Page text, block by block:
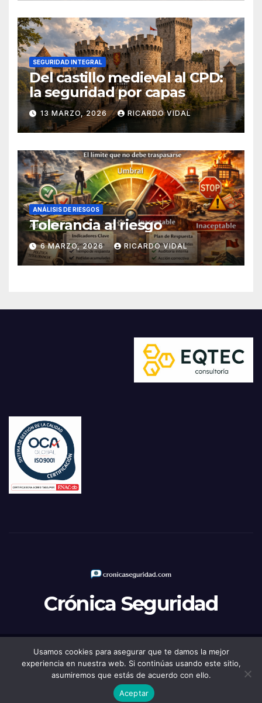
SEGURIDAD INTEGRAL
Del castillo medieval al CPD:
la seguridad por capas
13 MARZO, 2026 RICARDO VIDAL
ANÁLISIS DE RIESGOS
Tolerancia al riesgo
6 MARZO, 2026 RICARDO VIDAL
Crónica Seguridad
Funciona gracias a WordPress|Tema: Newsup deThemeansar
Aviso legal
Usamos cookies para asegurar que te damos la mejor
experiencia en nuestra web. Si continúas usando este sitio,
asumiremos que estás de acuerdo con ello.
Aceptar